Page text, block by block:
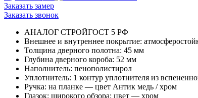
Заказать замер
Заказать звонок
АНАЛОГ СТРОЙГОСТ 5 РФ
Внешнее и внутреннее покрытие:
Толщина дверного полотна: 45 мм
Глубина дверного короба: 52 мм
Наполнитель: пенополистирол
Уплотнитель: 1 контур уплотнителя из
Ручка: на планке — цвет Антик медь / хром
Глазок: широкого обзора; цвет — хром